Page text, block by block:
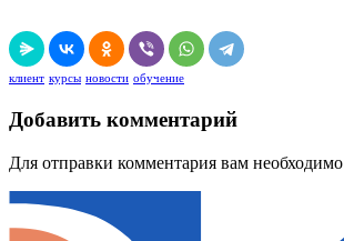
клиент курсы новости обучение
Добавить комментарий
Для отправки комментария вам необходимо